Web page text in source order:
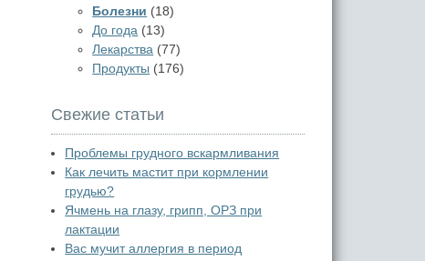
Болезни (18)
До года (13)
Лекарства (77)
Продукты (176)
Свежие статьи
Проблемы грудного вскармливания
Как лечить мастит при кормлении
грудью?
Ячмень на глазу, грипп, ОРЗ при
лактации
Вас мучит аллергия в период